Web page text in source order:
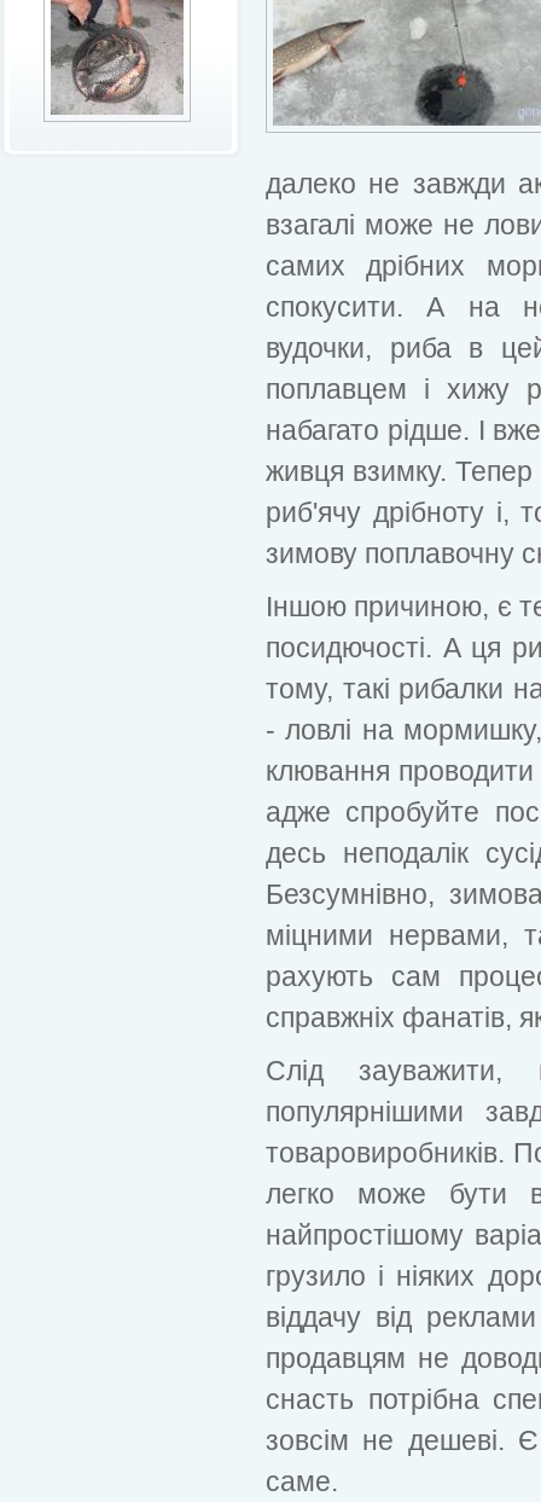
далеко не завжди
взагалі може не
самих дрібних
спокусити. А на
вудочки, риба в
поплавцем і хижу
набагато рідше. І
живця взимку.
риб'ячу дрібноту і,
зимову поплавочну
Іншою причиною, є
посидючості. А ця
тому, такі рибалки
- ловлі на
клювання проводити
адже спробуйте
десь неподалік
Безсумнівно,
міцними нервами,
рахують сам
справжніх фанатів,
Слід
популярнішими
товаровиробників.
легко може бути
найпростішому
грузило і ніяких
віддачу від
продавцям не
снасть потрібна
зовсім не дешеві.
саме.